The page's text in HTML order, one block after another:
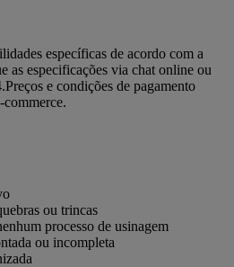
específicas de acordo com a
as especificações via chat online ou
e condições de pagamento
ou trincas
processo de usinagem
ou incompleta